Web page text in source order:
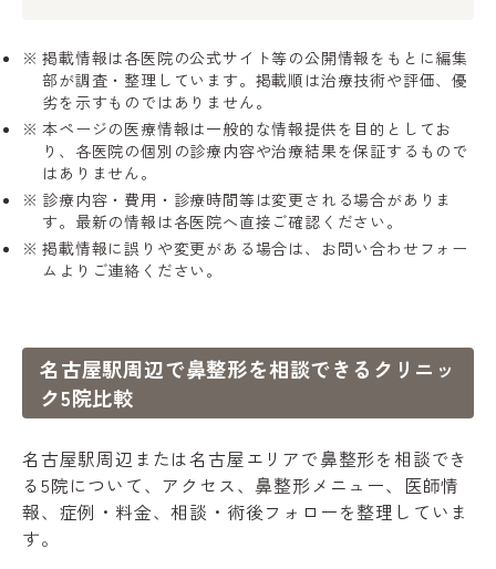
掲載情報は各医院の公式サイト等の公開情報をもとに編集
部が調査・整理しています。掲載順は治療技術や評価、優
劣を示すものではありません。
本ページの医療情報は一般的な情報提供を目的としてお
り、各医院の個別の診療内容や治療結果を保証するもので
はありません。
診療内容・費用・診療時間等は変更される場合がありま
す。最新の情報は各医院へ直接ご確認ください。
掲載情報に誤りや変更がある場合は、お問い合わせフォー
ムよりご連絡ください。
名古屋駅周辺で鼻整形を相談できるクリニッ
ク5院比較
名古屋駅周辺または名古屋エリアで鼻整形を相談でき
る5院について、アクセス、鼻整形メニュー、医師情
報、症例・料金、相談・術後フォローを整理していま
す。